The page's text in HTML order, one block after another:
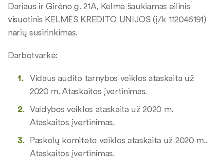
Dariaus ir Girėno g. 21A, Kelmė šaukiamas eilinis
visuotinis KELMĖS KREDITO UNIJOS (į/k 112046191)
narių susirinkimas.
Darbotvarkė:
Vidaus audito tarnybos veiklos ataskaita už
2020 m. Ataskaitos įvertinimas.
Valdybos veiklos ataskaita už 2020 m.
Ataskaitos įvertinimas.
Paskolų komiteto veiklos ataskaita už 2020 m..
Ataskaitos įvertinimas.